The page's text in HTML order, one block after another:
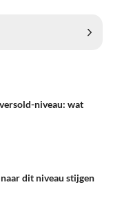
niveau: wat
dit niveau stijgen